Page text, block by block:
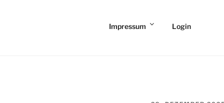
Impressum Login